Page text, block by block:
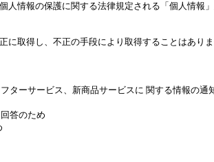
情報の保護に関する法律規定される「個人情報
取得し、不正の手段により取得することはありま
ターサービス、新商品サービスに 関する情報の通
答のため